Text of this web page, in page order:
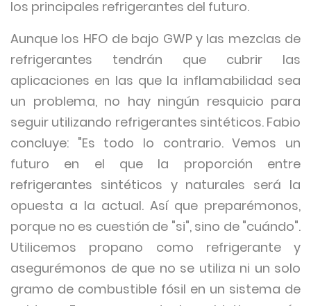
los principales refrigerantes del futuro.
Aunque los HFO de bajo GWP y las mezclas de
refrigerantes tendrán que cubrir las
aplicaciones en las que la inflamabilidad sea
un problema, no hay ningún resquicio para
seguir utilizando refrigerantes sintéticos. Fabio
concluye: "Es todo lo contrario. Vemos un
futuro en el que la proporción entre
refrigerantes sintéticos y naturales será la
opuesta a la actual. Así que preparémonos,
porque no es cuestión de "si", sino de "cuándo".
Utilicemos propano como refrigerante y
asegurémonos de que no se utiliza ni un solo
gramo de combustible fósil en un sistema de